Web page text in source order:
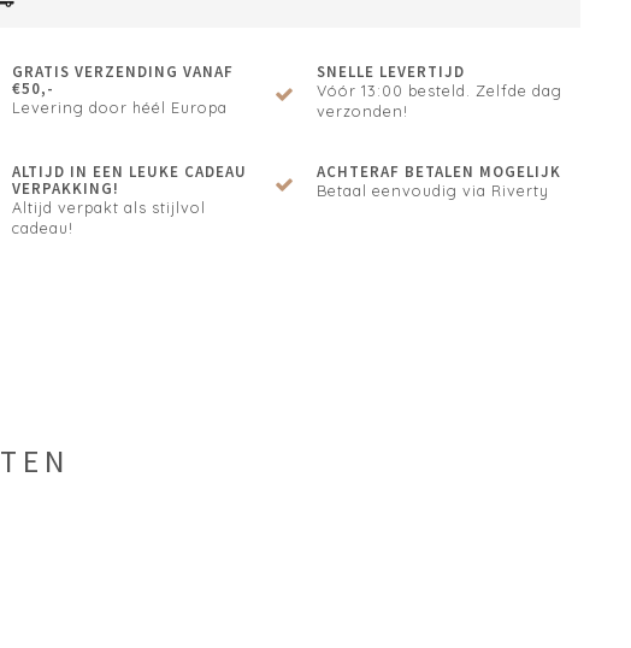
GRATIS VERZENDING VANAF
€50,-
Levering door héél Europa
SNELLE LEVERTIJD
Vóór 13:00 besteld. Zelfde dag
verzonden!
ALTIJD IN EEN LEUKE CADEAU
VERPAKKING!
Altijd verpakt als stijlvol
cadeau!
ACHTERAF BETALEN MOGELIJK
Betaal eenvoudig via Riverty